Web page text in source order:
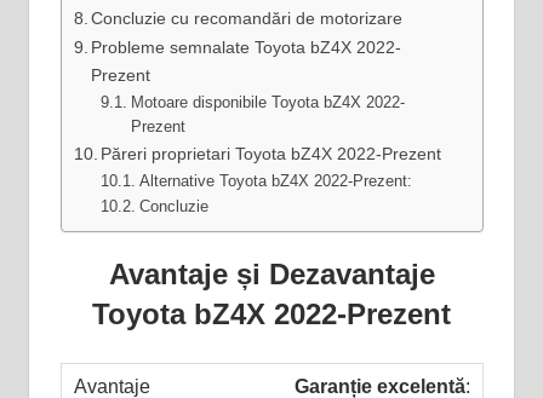
Concluzie cu recomandări de motorizare
Probleme semnalate Toyota bZ4X 2022-
Prezent
Motoare disponibile Toyota bZ4X 2022-
Prezent
Păreri proprietari Toyota bZ4X 2022-Prezent
Alternative Toyota bZ4X 2022-Prezent:
Concluzie
Avantaje și Dezavantaje
Toyota bZ4X 2022-Prezent
Garanție excelentă: